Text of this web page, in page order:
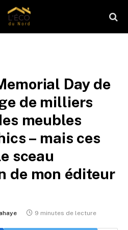
Day de
de milliers
meubles
– mais ces
sceau
de mon éditeur
9 minutes de lecture